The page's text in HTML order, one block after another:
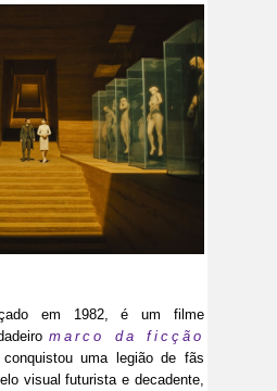
em 1982, é um filme
marco da ficção
conquistou uma legião de fãs
visual futurista e decadente,